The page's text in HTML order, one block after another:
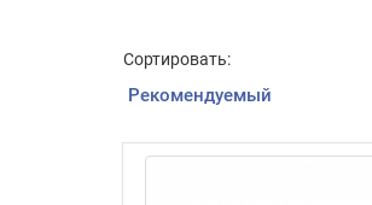
Сортировать: